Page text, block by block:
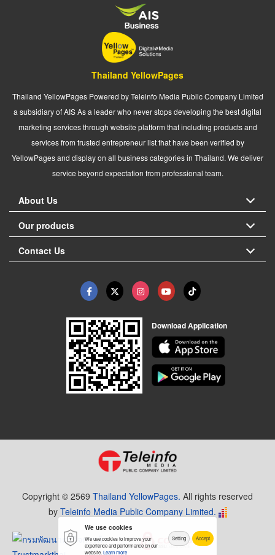
Thailand YellowPages
Thailand YellowPages Powered by Teleinfo Media Public Company Limited
a subsidiary of AIS As a leader who never stops developing the best digital
marketing services through website platform that including products and
services from trusted entrepreneur list that have been verified by
YellowPages and display on all business categories in Thailand. We deliver
service beyond expectation from professional team.
About Us
Our products
Contact Us
Download Application
Copyright © 2569 Thailand YellowPages. All rights reserved
by Teleinfo Media Public Company Limited.
We use cookies
We use cookies to improve your
experience and performance on our
website. Learn more
Setting Accept